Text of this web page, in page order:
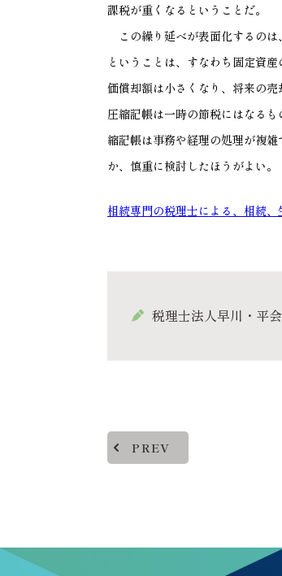
課税が重くなるということだ。
この繰り延べが表面化するのは
ということは、すなわち固定資
価償却額は小さくなり、将来の
圧縮記帳は一時の節税にはなる
縮記帳は事務や経理の処理が複
か、慎重に検討したほうがよい。
相続専門の税理士による、相続
税理士法人早川・平
PREV